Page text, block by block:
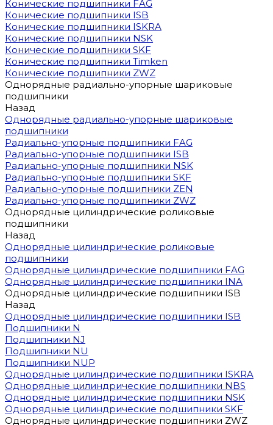
Конические подшипники FAG
Конические подшипники ISB
Конические подшипники ISKRA
Конические подшипники NSK
Конические подшипники SKF
Конические подшипники Timken
Конические подшипники ZWZ
Однорядные радиально-упорные шариковые
подшипники
Назад
Однорядные радиально-упорные шариковые
подшипники
Радиально-упорные подшипники FAG
Радиально-упорные подшипники ISB
Радиально-упорные подшипники NSK
Радиально-упорные подшипники SKF
Радиально-упорные подшипники ZEN
Радиально-упорные подшипники ZWZ
Однорядные цилиндрические роликовые
подшипники
Назад
Однорядные цилиндрические роликовые
подшипники
Однорядные цилиндрические подшипники FAG
Однорядные цилиндрические подшипники INA
Однорядные цилиндрические подшипники ISB
Назад
Однорядные цилиндрические подшипники ISB
Подшипники N
Подшипники NJ
Подшипники NU
Подшипники NUP
Однорядные цилиндрические подшипники ISKRA
Однорядные цилиндрические подшипники NBS
Однорядные цилиндрические подшипники NSK
Однорядные цилиндрические подшипники SKF
Однорядные цилиндрические подшипники ZWZ